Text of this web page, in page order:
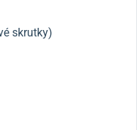
skrutky)